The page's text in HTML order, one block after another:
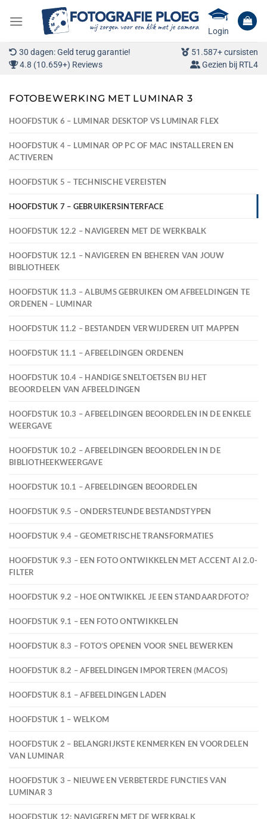
naar
Login
30 dagen: Geld terug garantie!
51.587+ cursisten
4.8 (10.659+) Reviews
Gezien bij RTL4
FOTOBEWERKING MET LUMINAR 3
HOOFDSTUK 6 – LUMINAR DESKTOP VS LUMINAR FLEX
HOOFDSTUK 4 – LUMINAR OP PC OF MAC INSTALLEREN EN
ACTIVEREN
HOOFDSTUK 5 – TECHNISCHE VEREISTEN
HOOFDSTUK 7 – GEBRUIKERSINTERFACE
HOOFDSTUK 12.2 – NAVIGEREN MET DE WERKBALK
HOOFDSTUK 12.1 – NAVIGEREN EN BEHEREN VAN JOUW
BIBLIOTHEEK
HOOFDSTUK 11.3 – ALBUMS GEBRUIKEN OM AFBEELDINGEN TE
ORDENEN – LUMINAR
HOOFDSTUK 11.2 – BESTANDEN VERWIJDEREN UIT MAPPEN
HOOFDSTUK 11.1 – AFBEELDINGEN ORDENEN
HOOFDSTUK 10.4 – HANDIGE SNELTOETSEN BIJ HET
BEOORDELEN VAN AFBEELDINGEN
HOOFDSTUK 10.3 – AFBEELDINGEN BEOORDELEN IN DE ENKELE
WEERGAVE
HOOFDSTUK 10.2 – AFBEELDINGEN BEOORDELEN IN DE
BIBLIOTHEEKWEERGAVE
HOOFDSTUK 10.1 – AFBEELDINGEN BEOORDELEN
HOOFDSTUK 9.5 – ONDERSTEUNDE BESTANDSTYPEN
HOOFDSTUK 9.4 – GEOMETRISCHE TRANSFORMATIES
HOOFDSTUK 9.3 – EEN FOTO ONTWIKKELEN MET ACCENT AI 2.0-
FILTER
HOOFDSTUK 9.2 – HOE ONTWIKKEL JE EEN STANDAARDFOTO?
HOOFDSTUK 9.1 – EEN FOTO ONTWIKKELEN
HOOFDSTUK 8.3 – FOTO’S OPENEN VOOR SNEL BEWERKEN
HOOFDSTUK 8.2 – AFBEELDINGEN IMPORTEREN (MACOS)
HOOFDSTUK 8.1 – AFBEELDINGEN LADEN
HOOFDSTUK 1 – WELKOM
HOOFDSTUK 2 – BELANGRIJKSTE KENMERKEN EN VOORDELEN
VAN LUMINAR
HOOFDSTUK 3 – NIEUWE EN VERBETERDE FUNCTIES VAN
LUMINAR 3
HOOFDSTUK 12: NAVIGEREN MET DE WERKBALK